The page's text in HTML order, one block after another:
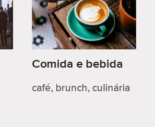
Comida e bebida
café, brunch, culinária